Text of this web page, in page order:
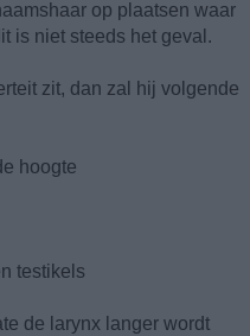
op plaatsen waar
is niet steeds het geval.
zit, dan zal hij volgende
hoogte
testikels
de larynx langer wordt